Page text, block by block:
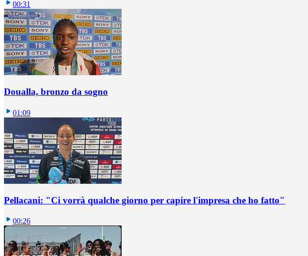
00:31
Doualla, bronzo da sogno
01:09
Pellacani: "Ci vorrà qualche giorno per capire l'impresa che ho fatto"
00:26